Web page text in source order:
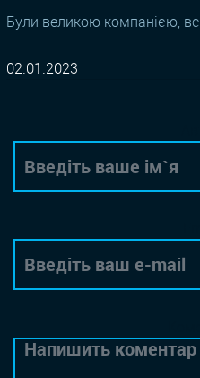
Були великою компанією,
02.01.2023